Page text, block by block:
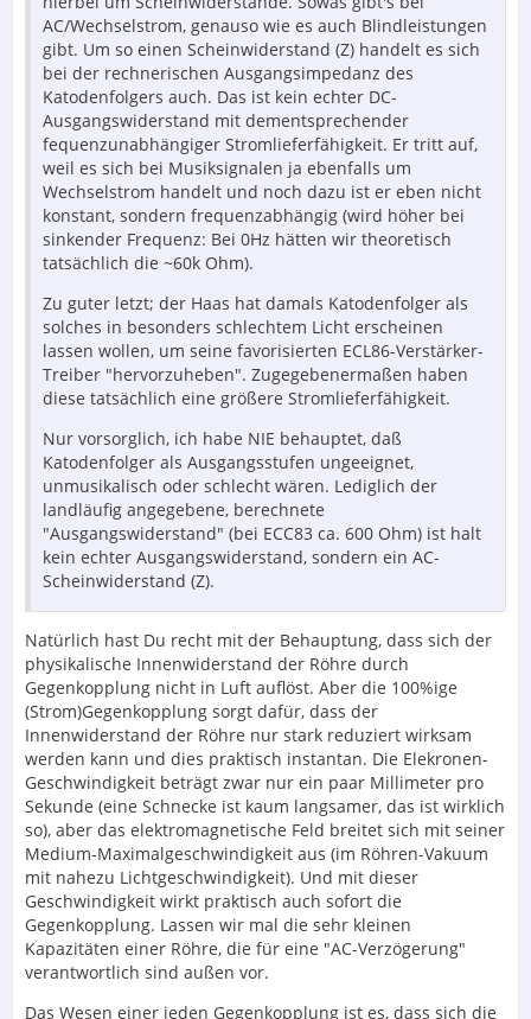
AC/Wechselstrom, genauso wie es auch Blindleistungen
gibt. Um so einen Scheinwiderstand (Z) handelt es sich
bei der rechnerischen Ausgangsimpedanz des
Katodenfolgers auch. Das ist kein echter DC-
Ausgangswiderstand mit dementsprechender
fequenzunabhängiger Stromlieferfähigkeit. Er tritt auf,
weil es sich bei Musiksignalen ja ebenfalls um
Wechselstrom handelt und noch dazu ist er eben nicht
konstant, sondern frequenzabhängig (wird höher bei
sinkender Frequenz: Bei 0Hz hätten wir theoretisch
tatsächlich die ~60k Ohm).
Zu guter letzt; der Haas hat damals Katodenfolger als
solches in besonders schlechtem Licht erscheinen
lassen wollen, um seine favorisierten ECL86-Verstärker-
Treiber "hervorzuheben". Zugegebenermaßen haben
diese tatsächlich eine größere Stromlieferfähigkeit.
Nur vorsorglich, ich habe NIE behauptet, daß
Katodenfolger als Ausgangsstufen ungeeignet,
unmusikalisch oder schlecht wären. Lediglich der
landläufig angegebene, berechnete
"Ausgangswiderstand" (bei ECC83 ca. 600 Ohm) ist halt
kein echter Ausgangswiderstand, sondern ein AC-
Scheinwiderstand (Z).
Natürlich hast Du recht mit der Behauptung, dass sich der
physikalische Innenwiderstand der Röhre durch
Gegenkopplung nicht in Luft auflöst. Aber die 100%ige
(Strom)Gegenkopplung sorgt dafür, dass der
Innenwiderstand der Röhre nur stark reduziert wirksam
werden kann und dies praktisch instantan. Die Elekronen-
Geschwindigkeit beträgt zwar nur ein paar Millimeter pro
Sekunde (eine Schnecke ist kaum langsamer, das ist wirklich
so), aber das elektromagnetische Feld breitet sich mit seiner
Medium-Maximalgeschwindigkeit aus (im Röhren-Vakuum
mit nahezu Lichtgeschwindigkeit). Und mit dieser
Geschwindigkeit wirkt praktisch auch sofort die
Gegenkopplung. Lassen wir mal die sehr kleinen
Kapazitäten einer Röhre, die für eine "AC-Verzögerung"
verantwortlich sind außen vor.
Das Wesen einer jeden Gegenkopplung ist es, dass sich die